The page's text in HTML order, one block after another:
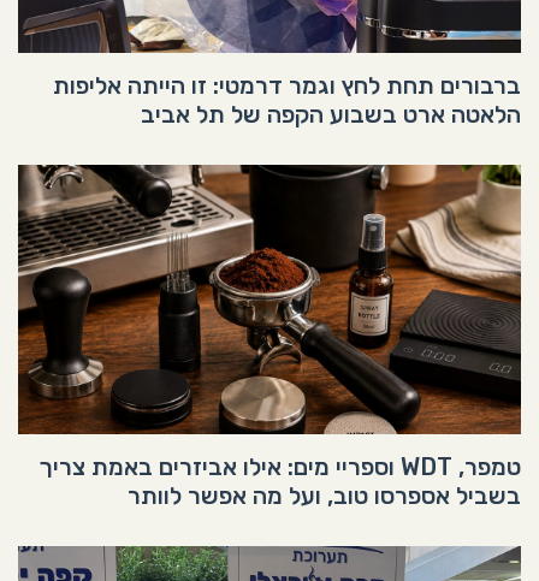
ברבורים תחת לחץ וגמר דרמטי: זו הייתה אליפות
הלאטה ארט בשבוע הקפה של תל אביב
טמפר, WDT וספריי מים: אילו אביזרים באמת צריך
בשביל אספרסו טוב, ועל מה אפשר לוותר